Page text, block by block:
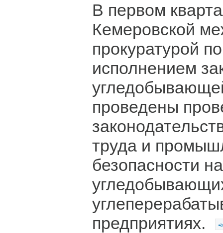
В первом
Кемеровской
прокуратурой
исполнением
проведены
труда и
безопасности
предприятиях.